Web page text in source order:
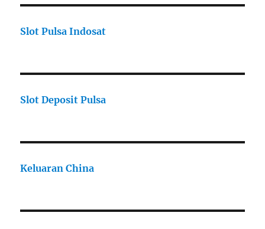
Slot Pulsa Indosat
Slot Deposit Pulsa
Keluaran China